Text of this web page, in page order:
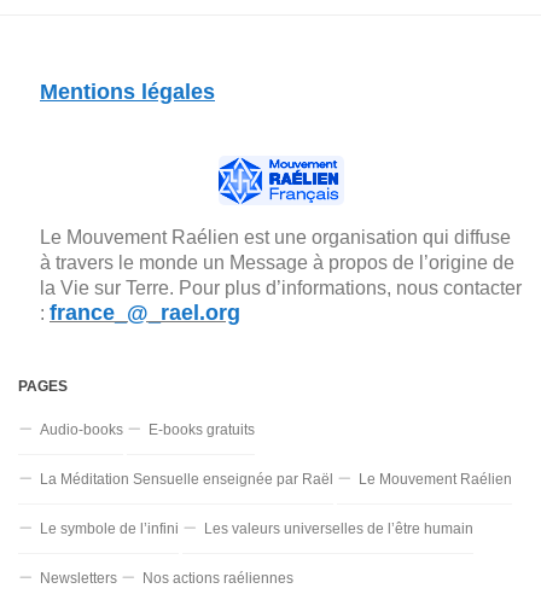
Mentions légales
Le Mouvement Raélien est une organisation qui diffuse
à travers le monde un Message à propos de l’origine de
la Vie sur Terre. Pour plus d’informations, nous contacter
: france_@_rael.org
PAGES
Audio-books E-books gratuits
La Méditation Sensuelle enseignée par Raël Le Mouvement Raélien
Le symbole de l’infini Les valeurs universelles de l’être humain
Newsletters Nos actions raéliennes